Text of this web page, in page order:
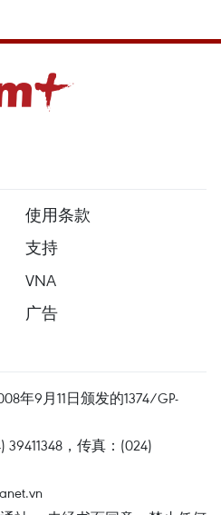
使用条款
支持
VNA
广告
年9月11日颁发的1374/GP-
39411348，传真：(024)